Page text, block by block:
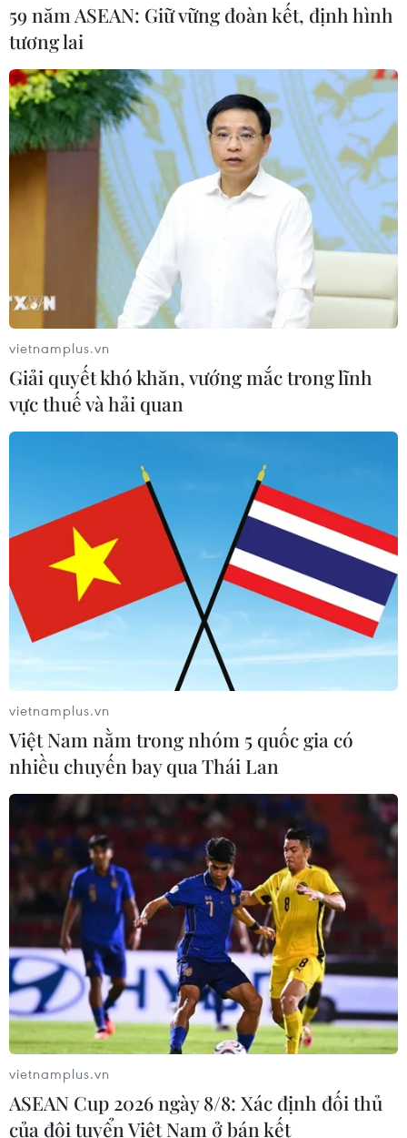
Trung Quốc: E-Town Bắc Kinh hướng tới trở
thành trung tâm AI toàn cầu năm 2030
Việt Nam vượt xa mức trung bình toàn cầu về
ứng dụng AI trong công việc
Hạ tầng AI - động lực tăng trưởng mới của
Đông Nam Á
ChatGPT cung cấp tính năng chat không giới
hạn cho người dùng miễn phí
Phát hiện lỗ hổng bảo mật nghiêm trọng trên
loạt trình duyệt tích hợp AI
TIN LIÊN QUAN
Ứng dụng trí tuệ nhân tạo và các đòn bẩy
thông minh trong kinh doanh
24/11/2023 10:47
Diễn ra từ 24-25/11, Đại hội Sales và Marketing Toàn
quốc và Hội nghị Cấp cao Các Giám đốc Sales và
Marketing bàn chiến lược ứng dụng AI và các giải
pháp đòn bẩy thông minh trong kinh doanh.
59 năm ASEAN: Giữ vững đoàn kết, định hình
tương lai
vietnamplus.vn
Giải quyết khó khăn, vướng mắc trong lĩnh
vực thuế và hải quan
vietnamplus.vn
Việt Nam nằm trong nhóm 5 quốc gia có
nhiều chuyến bay qua Thái Lan
vietnamplus.vn
ASEAN Cup 2026 ngày 8/8: Xác định đối thủ
của đội tuyển Việt Nam ở bán kết